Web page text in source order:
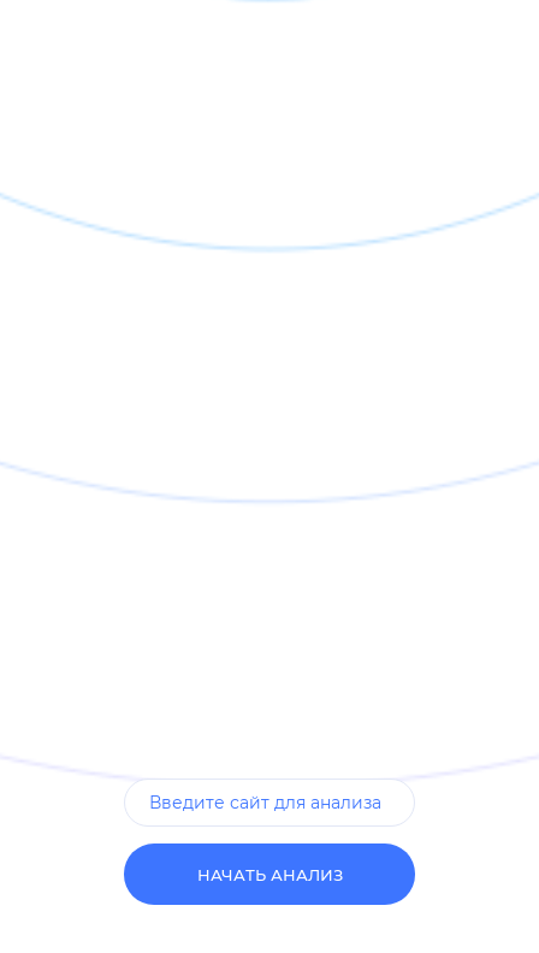
НАЧАТЬ АНАЛИЗ